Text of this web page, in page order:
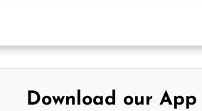
Download our App